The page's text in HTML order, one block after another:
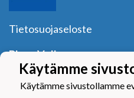
Tietosuojaseloste
Blues Volley ry
Y-tunnus:1040601-2
Yhteystiedot
Käytämme
Käytämme sivustollamme